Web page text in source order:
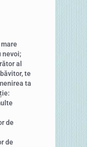
nevoi;
al
te
ta
de
de